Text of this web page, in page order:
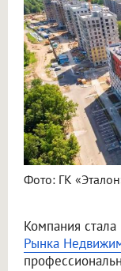
Фото: ГК
Компания
Рынка